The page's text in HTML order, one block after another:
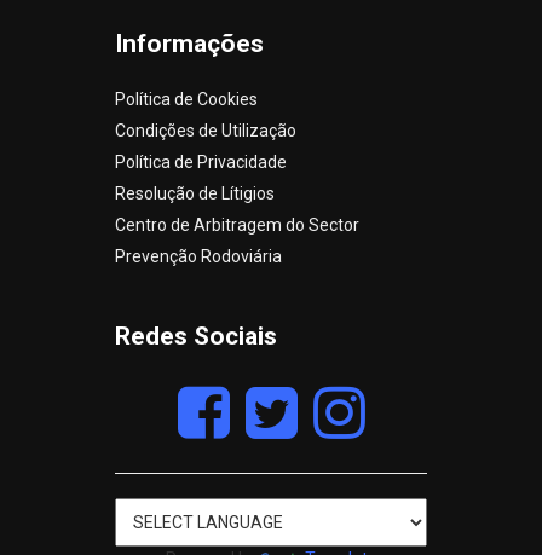
Informações
Política de Cookies
Condições de Utilização
Política de Privacidade
Resolução de Lítigios
Centro de Arbitragem do Sector
Prevenção Rodoviária
Redes Sociais